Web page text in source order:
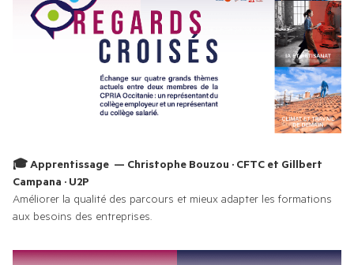
TOUS LES MEMBRES
COMMUNIQUÉS DE PRESSE
PHOTOS
🎓 Apprentissage  — Christophe Bouzou · CFTC et Gillbert
Campana · U2P
Améliorer la qualité des parcours et mieux adapter les formations
aux besoins des entreprises.